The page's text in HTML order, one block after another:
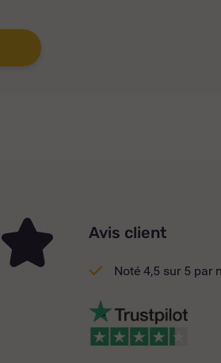
Avis client
Noté 4,5 sur 5 par